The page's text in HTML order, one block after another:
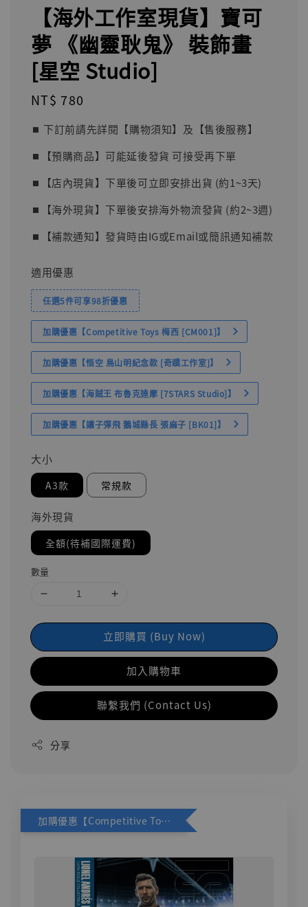
【海外工作室現貨】寶可
夢 《幽靈耿鬼》 裝飾畫
[星空 Studio]
Regular
NT$ 780
⏹︎ 下訂前請先詳閱【購物須知】及【售後服務】
⏹︎【預購商品】可能延後發貨 可接受再下單
⏹︎【店內現貨】下單後可立即安排出貨 (約1~3天)
⏹︎【海外現貨】下單後安排海外物流發貨 (約2~3週)
⏹︎【補款通知】發貨時由IG或Email或簡訊通知補款
適用優惠
任選5件可享98折優惠
加購優惠【Competitive Toys 梅西 [CM001]】
加購優惠【悟空 鳥山明紀念款 [奇蹟工作室]】
加購優惠【海賊王 布魯克達摩 [7STARS Studio]】
加購優惠【讓子彈飛 鵝城縣長 張麻子 [BK01]】
大小
A3款 常規款
海外現貨
全額(待補國際運費)
數量
立即購買 (Buy Now)
加入購物車
聯繫我們 (Contact Us)
分享
加購優惠【Competitive Toys 梅西 [CM001]】